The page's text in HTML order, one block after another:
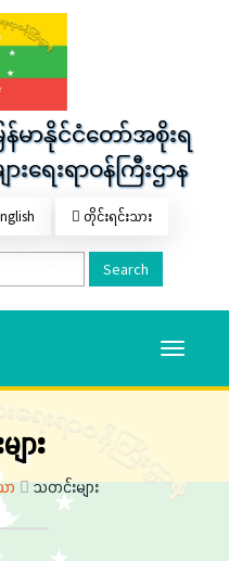
မာနိုင်ငံတော်အစိုးရ
းရေးရာဝန်ကြီးဌာန
တိုင်းရင်းသား
Search
Toggle
ား
ာ သတင်းများ